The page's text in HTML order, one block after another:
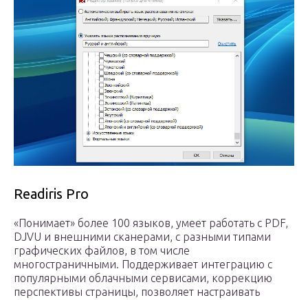
Readiris Pro
«Понимает» более 100 языков, умеет работать с PDF,
DJVU и внешними сканерами, с разными типами
графических файлов, в том числе
многостраничными. Поддерживает интеграцию с
популярными облачными сервисами, коррекцию
перспективы страницы, позволяет настраивать